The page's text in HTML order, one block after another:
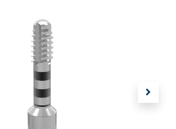
online se encuentra cerrada de
forma definitiva.
no se aceptan pedidos a
través del sitio web.